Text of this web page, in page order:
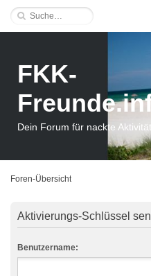
FKK-
Dein Forum für nackte
Foren-Übersicht
Aktivierungs-Schlüssel
Benutzername: